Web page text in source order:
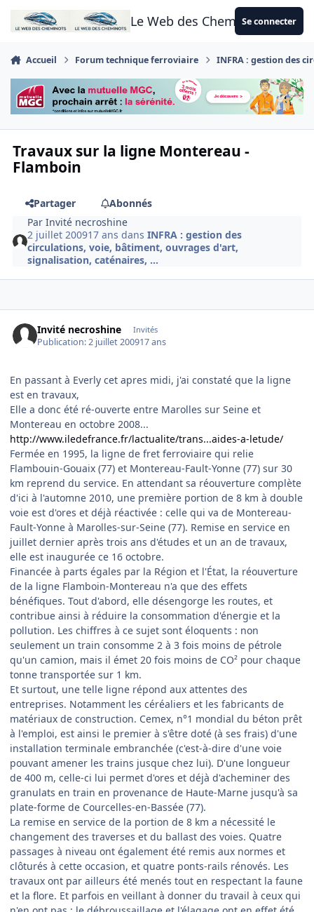
Aller au contenu
Le Web des CheminotsSe connecter
Accueil Forum technique ferroviaire INFRA : gestion des
Travaux sur la ligne Montereau -
Flamboin
Partager
Abonnés
ParInvité necroshine
2 juillet 200917 ans dansINFRA : gestion des
circulations, voie, bâtiment, ouvrages d'art,
signalisation, caténaires, ...
Invité necroshine Invités
Publication:2 juillet 200917 ans
En passant à Everly cet apres midi, j'ai constaté que la ligne
est en travaux,
Elle a donc été ré-ouverte entre Marolles sur Seine et
Montereau en octobre 2008...
http://www.iledefrance.fr/lactualite/trans...aides-a-letude/
Fermée en 1995, la ligne de fret ferroviaire qui relie
Flambouin-Gouaix (77) et Montereau-Fault-Yonne (77) sur 30
km reprend du service. En attendant sa réouverture complète
d'ici à l'automne 2010, une première portion de 8 km à double
voie est d'ores et déjà réactivée : celle qui va de Montereau-
Fault-Yonne à Marolles-sur-Seine (77). Remise en service en
juillet dernier après trois ans d'études et un an de travaux,
elle est inaugurée ce 16 octobre.
Financée à parts égales par la Région et l'État, la réouverture
de la ligne Flamboin-Montereau n'a que des effets
bénéfiques. Tout d'abord, elle désengorge les routes, et
contribue ainsi à réduire la consommation d'énergie et la
pollution. Les chiffres à ce sujet sont éloquents : non
seulement un train consomme 2 à 3 fois moins de pétrole
qu'un camion, mais il émet 20 fois moins de CO² pour chaque
tonne transportée sur 1 km.
Et surtout, une telle ligne répond aux attentes des
entreprises. Notamment les céréaliers et les fabricants de
matériaux de construction. Cemex, n°1 mondial du béton prêt
à l'emploi, est ainsi le premier à s'être doté (à ses frais) d'une
installation terminale embranchée (c'est-à-dire d'une voie
pouvant amener les trains jusque chez lui). D'une longueur
de 400 m, celle-ci lui permet d'ores et déjà d'acheminer des
granulats en train en provenance de Haute-Marne jusqu'à sa
plate-forme de Courcelles-en-Bassée (77).
La remise en service de la portion de 8 km a nécessité le
changement des traverses et du ballast des voies. Quatre
passages à niveau ont également été remis aux normes et
clôturés à cette occasion, et quatre ponts-rails rénovés. Les
travaux ont par ailleurs été menés tout en respectant la faune
et la flore. Et parfois en veillant à donner du travail à ceux qui